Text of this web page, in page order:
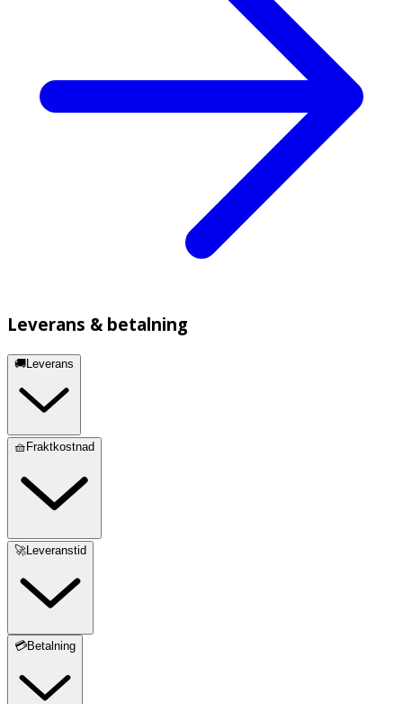
Leverans & betalning
🚚Leverans
🧺Fraktkostnad
🚀Leveranstid
💳Betalning